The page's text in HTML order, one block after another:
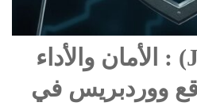
جيتباك (Jetpack) : الأمان والأداء
ووردبريس في